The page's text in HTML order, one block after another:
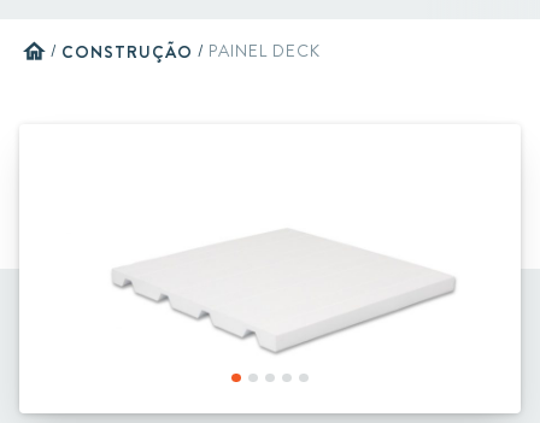
home / CONSTRUÇÃO / PAINEL DECK